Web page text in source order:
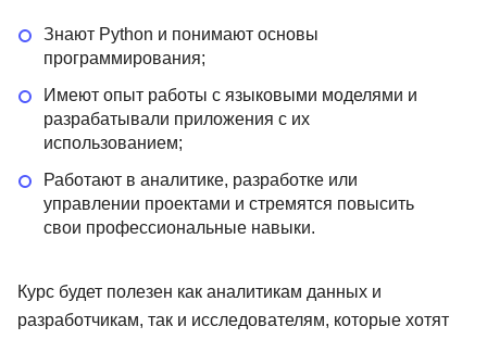
Знают Python и понимают основы
программирования;
Имеют опыт работы с языковыми моделями и
разрабатывали приложения с их
использованием;
Работают в аналитике, разработке или
управлении проектами и стремятся повысить
свои профессиональные навыки.
Курс будет полезен как аналитикам данных и
разработчикам, так и исследователям, которые хотят